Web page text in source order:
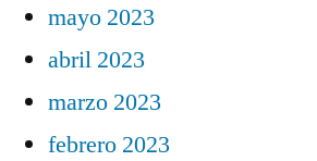
mayo 2023
abril 2023
marzo 2023
febrero 2023